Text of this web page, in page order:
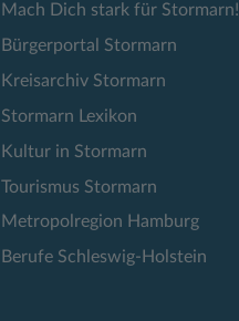
Mach Dich stark für Stormarn!
Bürgerportal Stormarn
Kreisarchiv Stormarn
Stormarn Lexikon
Kultur in Stormarn
Tourismus Stormarn
Metropolregion Hamburg
Berufe Schleswig-Holstein